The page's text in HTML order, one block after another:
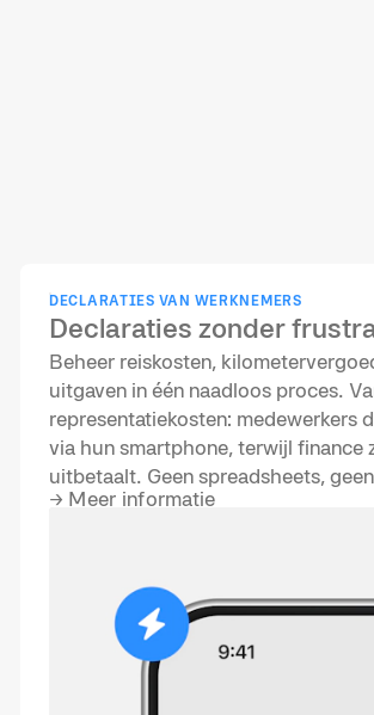
DECLARATIES VAN WERKNEMERS
Declaraties zonder
Beheer reiskosten,
uitgaven in één naadloos proces.
representatiekosten: medewerkers
via hun smartphone, terwijl finance
uitbetaalt. Geen spreadsheets,
→ Meer informatie